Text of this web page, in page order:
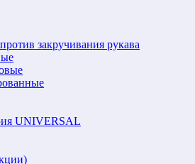
закручивания рукава
UNIVERSAL